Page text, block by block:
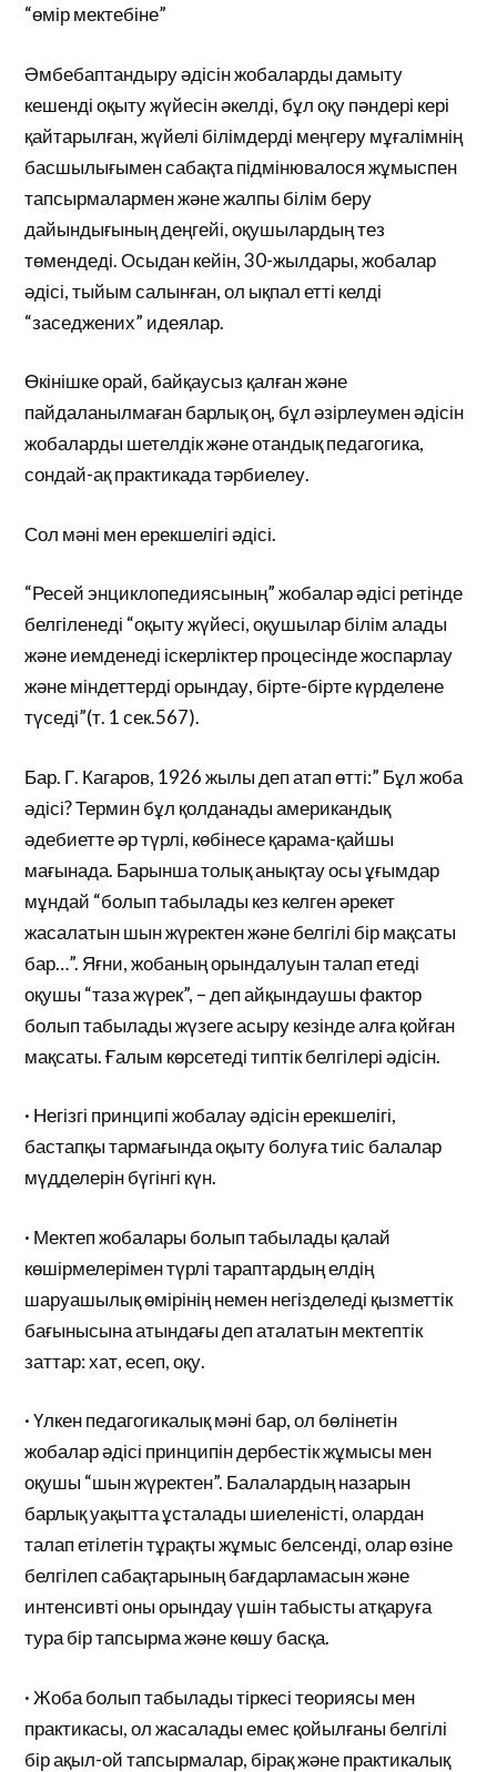
“өмір мектебіне”
Әмбебаптандыру әдісін жобаларды дамыту
кешенді оқыту жүйесін әкелді, бұл оқу пәндері кері
қайтарылған, жүйелі білімдерді меңгеру мұғалімнің
басшылығымен сабақта підмінювалося жұмыспен
тапсырмалармен және жалпы білім беру
дайындығының деңгейі, оқушылардың тез
төмендеді. Осыдан кейін, 30-жылдары, жобалар
әдісі, тыйым салынған, ол ықпал етті келді
“заседжених” идеялар.
Өкінішке орай, байқаусыз қалған және
пайдаланылмаған барлық оң, бұл әзірлеумен әдісін
жобаларды шетелдік және отандық педагогика,
сондай-ақ практикада тәрбиелеу.
Сол мәні мен ерекшелігі әдісі.
“Ресей энциклопедиясының” жобалар әдісі ретінде
белгіленеді “оқыту жүйесі, оқушылар білім алады
және иемденеді іскерліктер процесінде жоспарлау
және міндеттерді орындау, бірте-бірте күрделене
түседі”(т. 1 сек.567).
Бар. Г. Кагаров, 1926 жылы деп атап өтті:” Бұл жоба
әдісі? Термин бұл қолданады американдық
әдебиетте әр түрлі, көбінесе қарама-қайшы
мағынада. Барынша толық анықтау осы ұғымдар
мұндай “болып табылады кез келген әрекет
жасалатын шын жүректен және белгілі бір мақсаты
бар…”. Яғни, жобаның орындалуын талап етеді
оқушы “таза жүрек”, – деп айқындаушы фактор
болып табылады жүзеге асыру кезінде алға қойған
мақсаты. Ғалым көрсетеді типтік белгілері әдісін.
· Негізгі принципі жобалау әдісін ерекшелігі,
бастапқы тармағында оқыту болуға тиіс балалар
мүдделерін бүгінгі күн.
· Мектеп жобалары болып табылады қалай
көшірмелерімен түрлі тараптардың елдің
шаруашылық өмірінің немен негізделеді қызметтік
бағынысына атындағы деп аталатын мектептік
заттар: хат, есеп, оқу.
· Үлкен педагогикалық мәні бар, ол бөлінетін
жобалар әдісі принципін дербестік жұмысы мен
оқушы “шын жүректен”. Балалардың назарын
барлық уақытта ұсталады шиеленісті, олардан
талап етілетін тұрақты жұмыс белсенді, олар өзіне
белгілеп сабақтарының бағдарламасын және
интенсивті оны орындау үшін табысты атқаруға
тура бір тапсырма және көшу басқа.
· Жоба болып табылады тіркесі теориясы мен
практикасы, ол жасалады емес қойылғаны белгілі
бір ақыл-ой тапсырмалар, бірақ және практикалық